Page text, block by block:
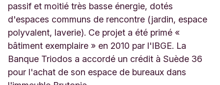
passif et moitié très basse énergie, dotés
d'espaces communs de rencontre (jardin, espace
polyvalent, laverie). Ce projet a été primé «
bâtiment exemplaire » en 2010 par l'IBGE. La
Banque Triodos a accordé un crédit à Suède 36
pour l'achat de son espace de bureaux dans